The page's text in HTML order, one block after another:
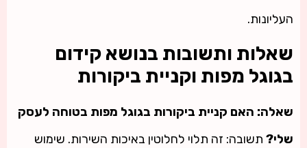
העליונות.
שאלות ותשובות בנושא קידום
בגוגל מפות וקניית ביקורות
שאלה: האם קניית ביקורות בגוגל מפות בטוחה לעסק
שלי? תשובה: זה תלוי לחלוטין באיכות השירות. שימוש